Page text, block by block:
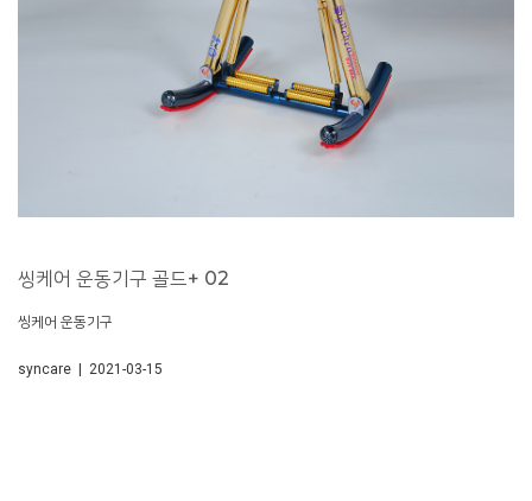
씽케어 운동기구 골드+ 02
씽케어 운동기구
syncare | 2021-03-15